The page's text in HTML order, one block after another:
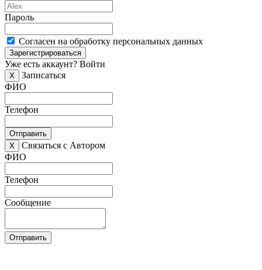
Пароль
Согласен на обработку персональных данных
Зарегистрироваться
Уже есть аккаунт? Войти
X
Записаться
ФИО
Телефон
Отправить
X
Связаться с Автором
ФИО
Телефон
Сообщение
Отправить